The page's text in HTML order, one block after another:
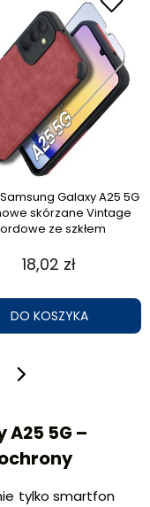
Galaxy A25 5G
skórzane Vintage
ze szkłem
18,02 zł
DO KOSZYKA
A25 5G –
tylko smartfon